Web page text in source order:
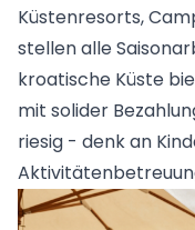
Küstenresorts,
stellen alle
kroatische Küste
mit solider
riesig - denk an